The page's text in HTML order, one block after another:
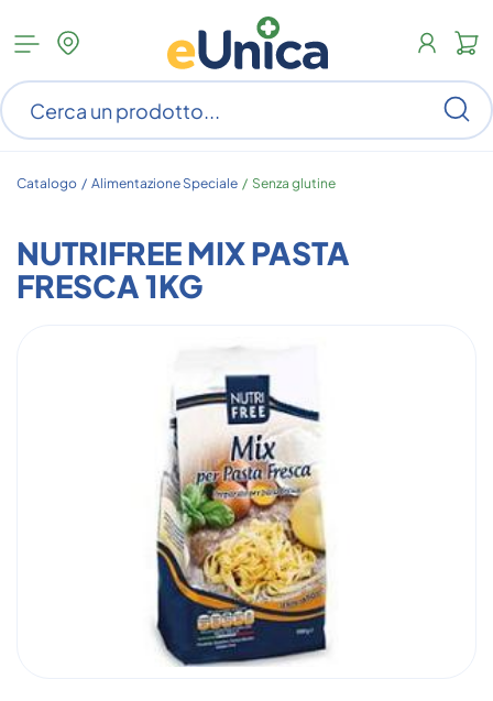
Apri
menu
categorie
Catalogo / Alimentazione Speciale / Senza glutine
NUTRIFREE MIX PASTA
FRESCA 1KG